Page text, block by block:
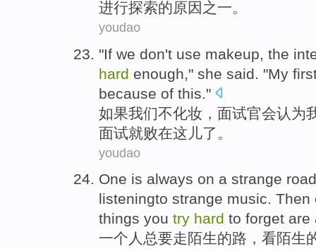
进行探索的原因之一。
youdao
"If we don't use makeup , the
hard enough," she said. "My
because of this ."
如果我们不化妆 ， 面试官会认为
面试就败在这儿了。
youdao
One is always on a strange road
listeningto strange music. Then
things you try hard to forget are
一个人 总要走陌生的路 ， 看陌生